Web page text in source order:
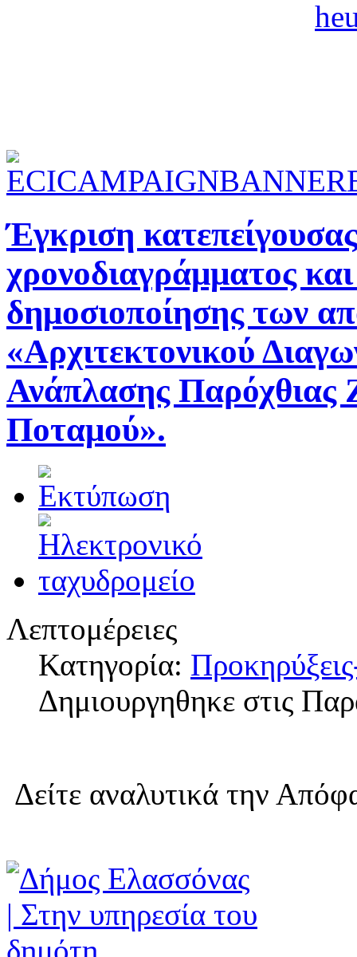
Έγκριση
χρονοδιαγράμματος
δημοσιοποίησης των
«Αρχιτεκτονικού
Ανάπλασης Παρόχθιας
Ποταμού».
Λεπτομέρειες
Κατηγορία:
Δημιουργηθηκε στις
Δείτε αναλυτικά την